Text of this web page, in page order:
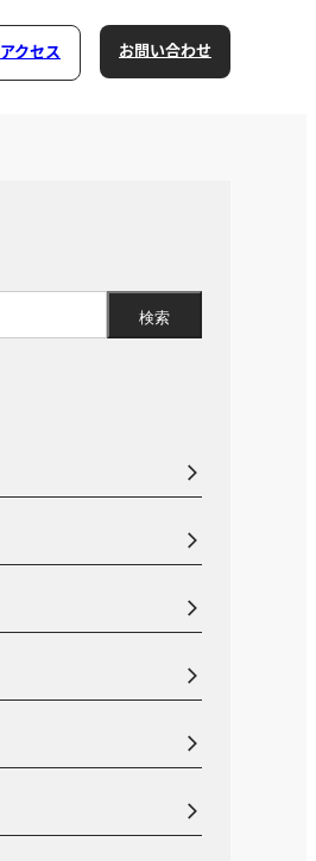
アクセス お問い合わせ